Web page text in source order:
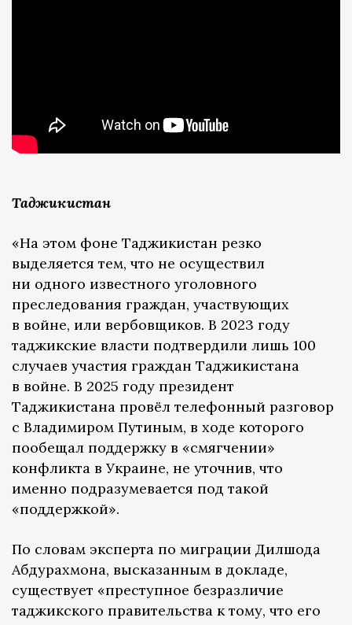
Таджикистан
«На этом фоне Таджикистан резко
выделяется тем, что не осуществил
ни одного известного уголовного
преследования граждан, участвующих
в войне, или вербовщиков. В 2023 году
таджикские власти подтвердили лишь 100
случаев участия граждан Таджикистана
в войне. В 2025 году президент
Таджикистана провёл телефонный разговор
с Владимиром Путиным, в ходе которого
пообещал поддержку в «смягчении»
конфликта в Украине, не уточнив, что
именно подразумевается под такой
«поддержкой».
По словам эксперта по миграции Дилшода
Абдурахмона, высказанным в докладе,
существует «преступное безразличие
таджикского правительства к тому, что его